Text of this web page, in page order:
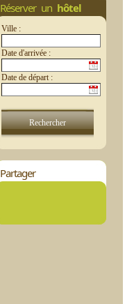
Réserver un hôtel
Ville :
Date d'arrivée :
Date de départ :
Partager